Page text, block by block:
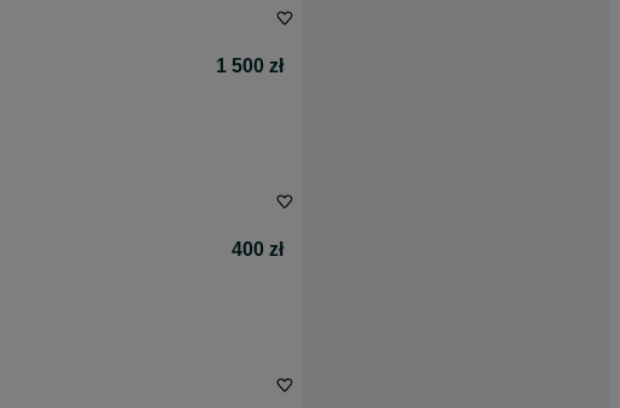
1 500 zł
400 zł